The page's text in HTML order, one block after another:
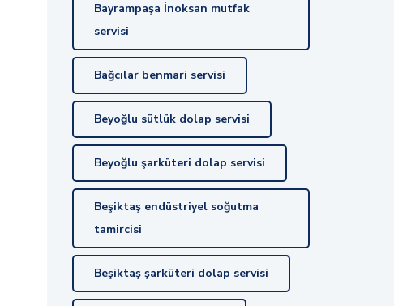
Bayrampaşa İnoksan mutfak
servisi
Bağcılar benmari servisi
Beyoğlu sütlük dolap servisi
Beyoğlu şarküteri dolap servisi
Beşiktaş endüstriyel soğutma
tamircisi
Beşiktaş şarküteri dolap servisi